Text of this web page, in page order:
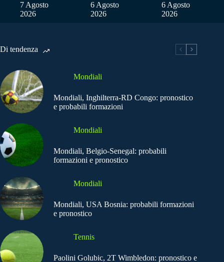
7 Agosto
2026
6 Agosto
2026
6 Agosto
2026
Di tendenza
Mondiali
Mondiali, Inghilterra-RD Congo: pronostico
e probabili formazioni
Mondiali
Mondiali, Belgio-Senegal: probabili
formazioni e pronostico
Mondiali
Mondiali, USA Bosnia: probabili formazioni
e pronostico
Tennis
Paolini Golubic, 2T Wimbledon: pronostico e